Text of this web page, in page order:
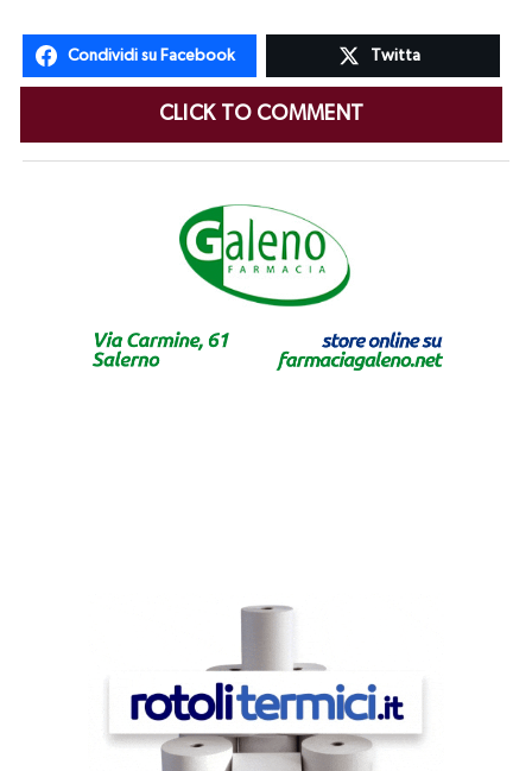
Condividi su Facebook Twitta
CLICK TO COMMENT